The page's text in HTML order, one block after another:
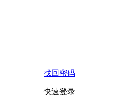
找回密码
快速登录